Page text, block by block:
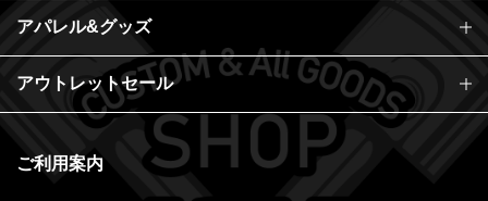
ご利用案内
アパレル&グッズ
アウトレットセール